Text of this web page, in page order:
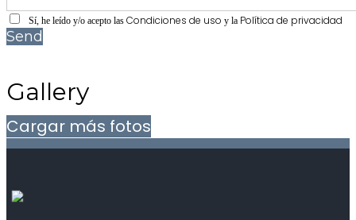
Sí, he leído y/o acepto las Condiciones de uso y la Política de privacidad
Send
Gallery
Cargar más fotos